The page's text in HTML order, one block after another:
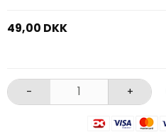
49,00 DKK
- +